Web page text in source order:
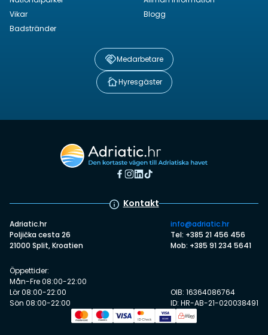
Vikar
Badstränder
Blogg
Medarbetare
Hyresgäster
Kontakt
Adriatic.hr
Poljička cesta 26
21000 Split, Kroatien
info@adriatic.hr
Tel: +385 21 456 456
Mob: +385 91 234 5641
Öppettider:
Mån-Fre 08:00-22:00
Lör 08:00-22:00
Sön 08:00-22:00
OIB: 16364086764
ID: HR-AB-21-020038491